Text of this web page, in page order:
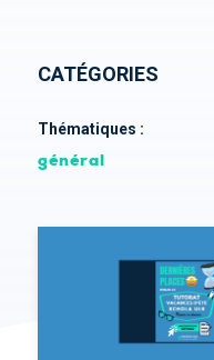
CATÉGORIES
Thématiques :
général